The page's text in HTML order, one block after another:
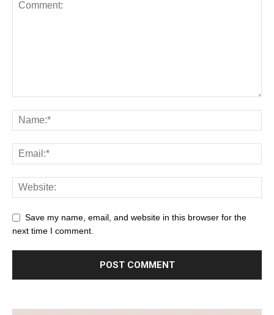
Save my name, email, and website in this browser for the
next time I comment.